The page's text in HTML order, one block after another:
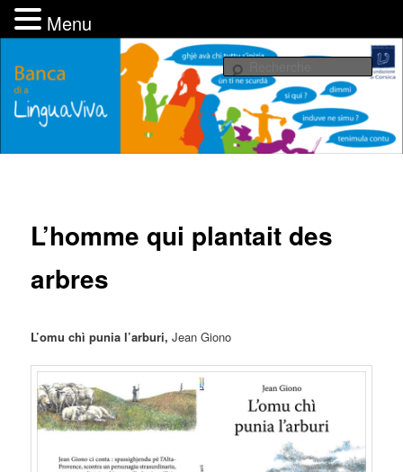
contenu
principalBanca di a LinguaViva
UMANI, associu pè una Fundazione di Corsica
L’homme qui plantait des
arbres
L’omu chì punia l’arburi,Jean Giono
Menu